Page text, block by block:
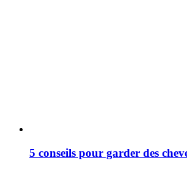
5 conseils pour garder des